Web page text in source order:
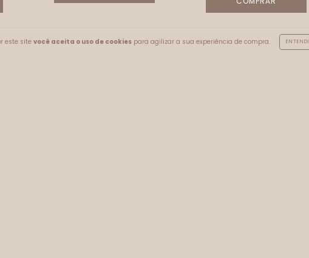
este site você aceita o uso de cookies para agilizar a sua experiência de compra. ENTENDI